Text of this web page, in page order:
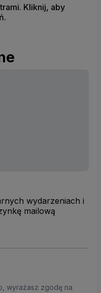
Kliknij, aby
wydarzeniach i
mailową
wyrażasz zgodę na